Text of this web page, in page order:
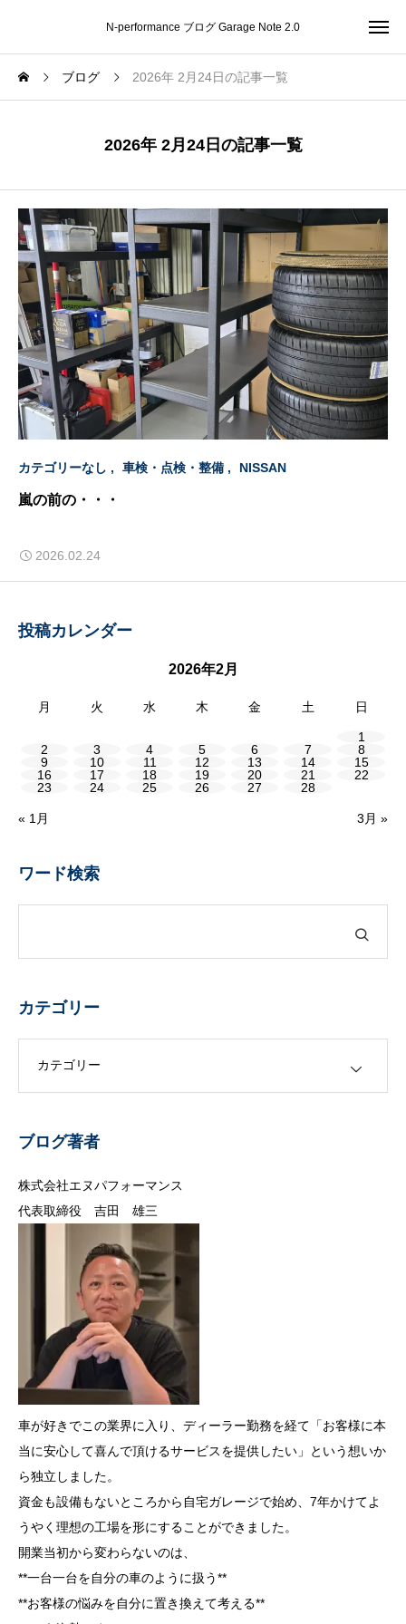
N-performance ブログ Garage Note 2.0
ブログ 2026年 2月24日の記事一覧
2026年 2月24日の記事一覧
カテゴリーなし 車検・点検・整備 NISSAN
嵐の前の・・・
2026.02.24
投稿カレンダー
2026年2月
月 火 水 木 金 土 日
1
2
3 4 5 6 7
8
9
10 11 12 13 14
15
16
17 18 19 20 21
22
23
24 25 26 27 28
« 1月 3月 »
ワード検索
カテゴリー
ブログ著者
株式会社エヌパフォーマンス
代表取締役 吉田 雄三
車が好きでこの業界に入り、ディーラー勤務を経て「お客様に本
当に安心して喜んで頂けるサービスを提供したい」という想いか
ら独立しました。
資金も設備もないところから自宅ガレージで始め、7年かけてよ
うやく理想の工場を形にすることができました。
開業当初から変わらないのは、
**一台一台を自分の車のように扱う**
**お客様の悩みを自分に置き換えて考える**